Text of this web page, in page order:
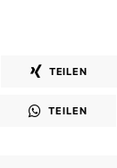
TEILEN
TEILEN